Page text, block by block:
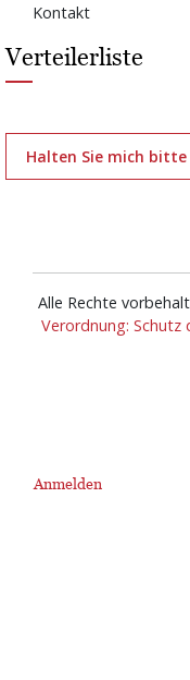
Kontakt
Verteilerliste
Halten Sie mich
Alle Rechte
Verordnung: Schutz
User
Anmelden